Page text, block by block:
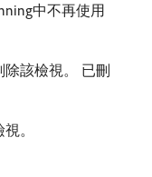
中不再使用
該檢視。 已刪
。